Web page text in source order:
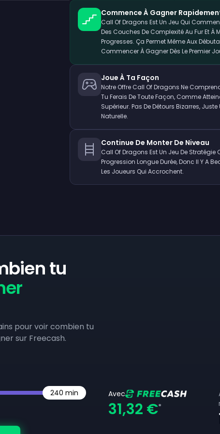
Commence À Gagner
Call Of Dragons Est Un Jeu Qui
Des Couches De Complexité Au Fur Et À
Progresses. Ça Permet Même Aux
Commencer À Gagner Dès Le Premier
Joue À Ta Façon
Notre Offre Call Of Dragons Ne
Tu Ferais De Toute Façon, Comme
Supérieur. Pas De Détours Bizarres,
Naturelle.
Continue De Monter De Niveau
Call Of Dragons Est Un Jeu De Stratégie
Progression Longue Durée, Donc Il Y A
Les Joueurs Qui Accrochent.
tu
pour voir combien tu
sur Freecash.
240 min Avec
31,32 €*